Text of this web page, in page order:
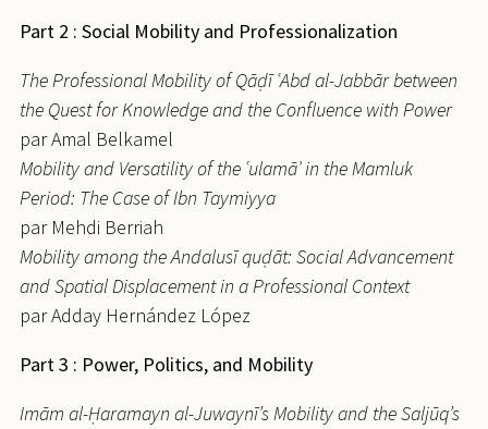
Part 2 : Social Mobility and Professionalization
The Professional Mobility of Qāḍī ʿAbd al-Jabbār between
the Quest for Knowledge and the Confluence with Power
par Amal Belkamel
Mobility and Versatility of the ʿulamāʾ in the Mamluk
Period: The Case of Ibn Taymiyya
par Mehdi Berriah
Mobility among the Andalusī quḍāt: Social Advancement
and Spatial Displacement in a Professional Context
par Adday Hernández López
Part 3 : Power, Politics, and Mobility
Imām al-Ḥaramayn al-Juwaynī’s Mobility and the Saljūq’s